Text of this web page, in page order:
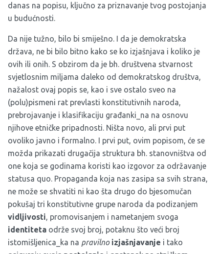
danas na popisu, ključno za priznavanje tvog postojanja
u budućnosti.
Da nije tužno, bilo bi smiješno. I da je demokratska
država, ne bi bilo bitno kako se ko izjašnjava i koliko je
ovih ili onih. S obzirom da je bh. društvena stvarnost
svjetlosnim miljama daleko od demokratskog društva,
nažalost ovaj popis se, kao i sve ostalo sveo na
(polu)pismeni rat prevlasti konstitutivnih naroda,
prebrojavanje i klasifikaciju građanki_na na osnovu
njihove etničke pripadnosti. Ništa novo, ali prvi put
ovoliko javno i formalno. I prvi put, ovim popisom, će se
možda prikazati drugačija struktura bh. stanovništva od
one koja se godinama koristi kao izgovor za održavanje
statusa quo. Propaganda koja nas zasipa sa svih strana,
ne može se shvatiti ni kao šta drugo do bjesomučan
pokušaj tri konstitutivne grupe naroda da podizanjem
vidljivosti, promovisanjem i nametanjem svoga
identiteta održe svoj broj, potaknu što veći broj
istomišljenica_ka na pravilno izjašnjavanje i tako